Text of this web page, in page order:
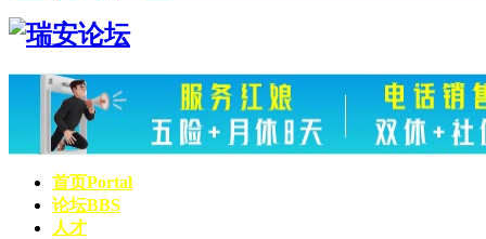
首页Portal
论坛BBS
人才